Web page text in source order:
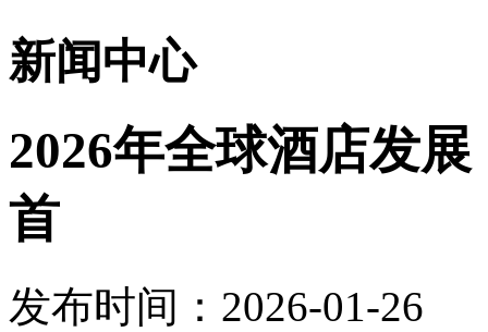
新闻中心
2026年全球酒店发
首
发布时间：2026-01-26